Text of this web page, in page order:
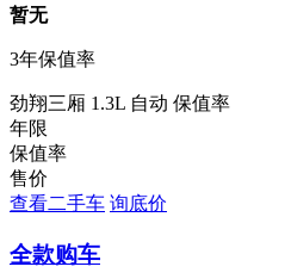
暂无
3年保值率
劲翔三厢 1.3L 自动 保值率
年限
保值率
售价
查看二手车 询底价
全款购车